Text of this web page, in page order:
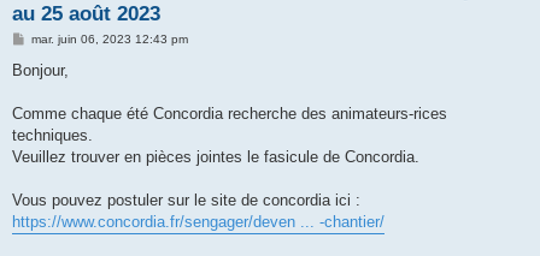
au 25 août 2023
M
s
g
mar. juin 06, 2023 12:43 pm
Bonjour,
Comme chaque été Concordia recherche des animateurs-rices
techniques.
Veuillez trouver en pièces jointes le fasicule de Concordia.
Vous pouvez postuler sur le site de concordia ici :
https://www.concordia.fr/sengager/deven ... -chantier/